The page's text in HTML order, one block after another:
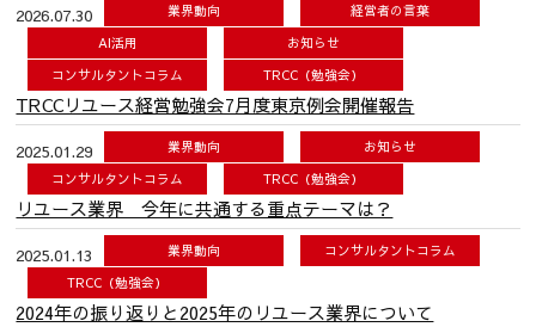
2026.07.30 業界動向
経営者の言葉
AI活用
お知らせ
コンサルタントコラム
TRCC（勉強会）
TRCCリユース経営勉強会7月度東京例会開催報告
2025.01.29 業界動向
お知らせ
コンサルタントコラム
TRCC（勉強会）
リユース業界 今年に共通する重点テーマは？
2025.01.13 業界動向
コンサルタントコラム
TRCC（勉強会）
2024年の振り返りと2025年のリユース業界について